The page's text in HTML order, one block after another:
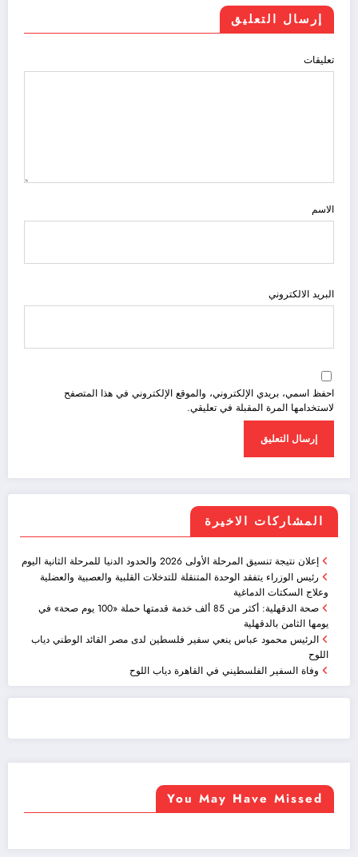
إرسال التعليق
تعليقات
الاسم
البريد الالكتروني
احفظ اسمي، بريدي الإلكتروني، والموقع الإلكتروني في هذا المتصفح
لاستخدامها المرة المقبلة في تعليقي.
المشاركات الاخيرة
إعلان نتيجة تنسيق المرحلة الأولى 2026 والحدود الدنيا للمرحلة الثانية اليوم
رئيس الوزراء يتفقد الوحدة المتنقلة للتدخلات القلبية والعصبية والعضلية
وعلاج السكتات الدماغية
صحة الدقهلية: أكثر من 85 ألف خدمة قدمتها حملة «100 يوم صحة» في
يومها الثامن بالدقهلية
الرئيس محمود عباس ينعي سفير فلسطين لدى مصر القائد الوطني دياب
اللوح
وفاة السفير الفلسطيني في القاهرة دياب اللوح
You May Have Missed